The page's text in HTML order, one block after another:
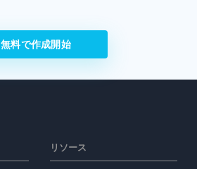
無料で作成開始
リソース